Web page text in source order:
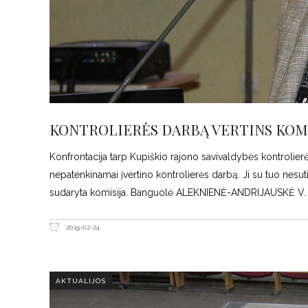
KONTROLIERĖS DARBĄ VERTINS
Konfrontacija tarp Kupiškio rajono savivaldybės
nepatenkinamai įvertino kontrolierės darbą. Ji su tuo
sudaryta komisija. Banguolė ALEKNIENĖ-
2019-02-24
AKTUALIJOS